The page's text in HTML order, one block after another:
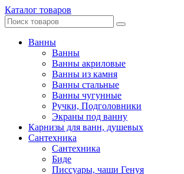
Каталог товаров
Ванны
Ванны
Ванны акриловые
Ванны из камня
Ванны стальные
Ванны чугунные
Ручки, Подголовники
Экраны под ванну
Карнизы для ванн, душевых
Сантехника
Сантехника
Биде
Писсуары, чаши Генуя